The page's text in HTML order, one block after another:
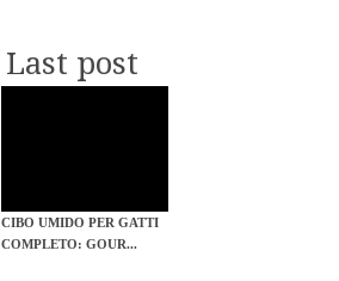
Last post
CIBO UMIDO PER GATTI
COMPLETO: GOUR...